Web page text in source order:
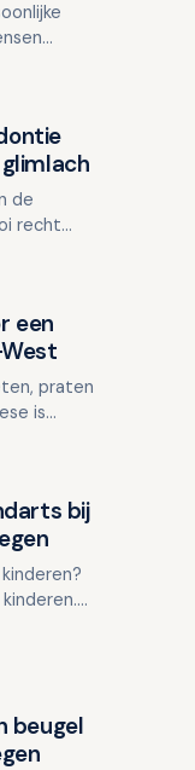
de
recht
een
praten
is
bij
beugel